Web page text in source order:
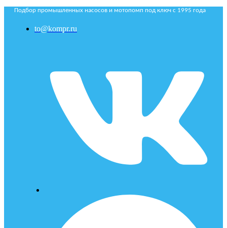
Подбор промышленных насосов и мотопомп под ключ с 1995 года
to@kompr.ru